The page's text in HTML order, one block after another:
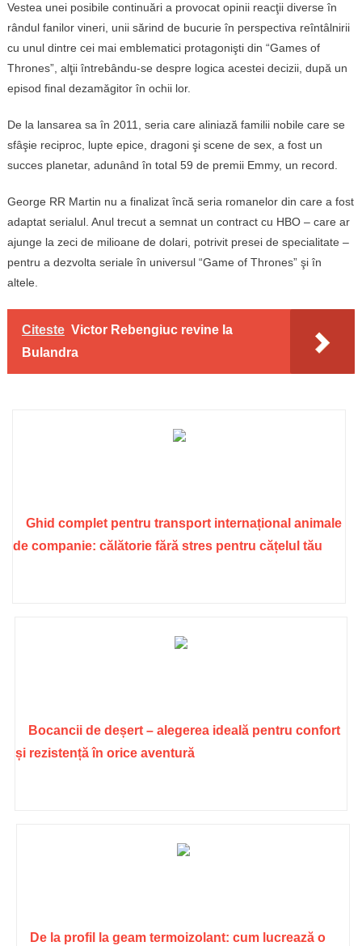
Vestea unei posibile continuări a provocat opinii reacţii diverse în
rândul fanilor vineri, unii sărind de bucurie în perspectiva reîntâlnirii
cu unul dintre cei mai emblematici protagonişti din “Games of
Thrones”, alţii întrebându-se despre logica acestei decizii, după un
episod final dezamăgitor în ochii lor.
De la lansarea sa în 2011, seria care aliniază familii nobile care se
sfâşie reciproc, lupte epice, dragoni şi scene de sex, a fost un
succes planetar, adunând în total 59 de premii Emmy, un record.
George RR Martin nu a finalizat încă seria romanelor din care a fost
adaptat serialul. Anul trecut a semnat un contract cu HBO – care ar
ajunge la zeci de milioane de dolari, potrivit presei de specialitate –
pentru a dezvolta seriale în universul “Game of Thrones” şi în
altele.
Citeste Victor Rebengiuc revine la
Bulandra
Ghid complet pentru transport internațional animale
de companie: călătorie fără stres pentru cățelul tău
Bocancii de deșert – alegerea ideală pentru confort
și rezistență în orice aventură
De la profil la geam termoizolant: cum lucrează o